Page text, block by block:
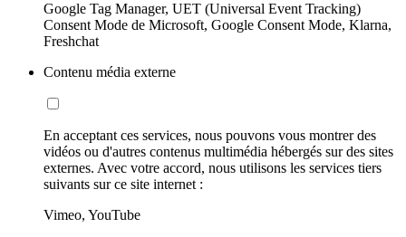
Google Tag Manager, UET (Universal Event Tracking)
Consent Mode de Microsoft, Google Consent Mode, Klarna,
Freshchat
Contenu média externe
En acceptant ces services, nous pouvons vous montrer des
vidéos ou d'autres contenus multimédia hébergés sur des sites
externes. Avec votre accord, nous utilisons les services tiers
suivants sur ce site internet :
Vimeo, YouTube